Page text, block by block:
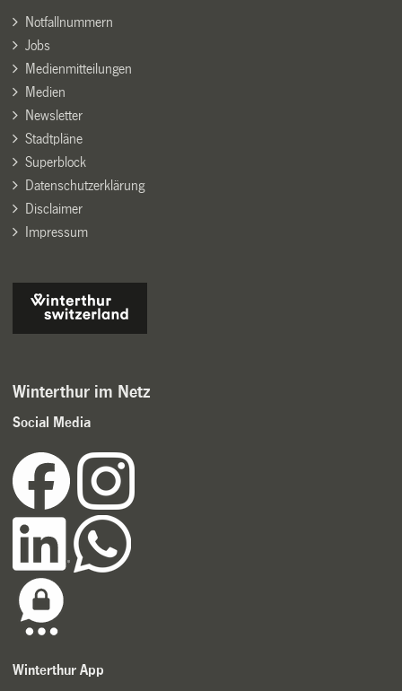
Notfallnummern
Jobs
Medienmitteilungen
Medien
Newsletter
Stadtpläne
Superblock
Datenschutzerklärung
Disclaimer
Impressum
Winterthur im Netz
Social Media
Winterthur App